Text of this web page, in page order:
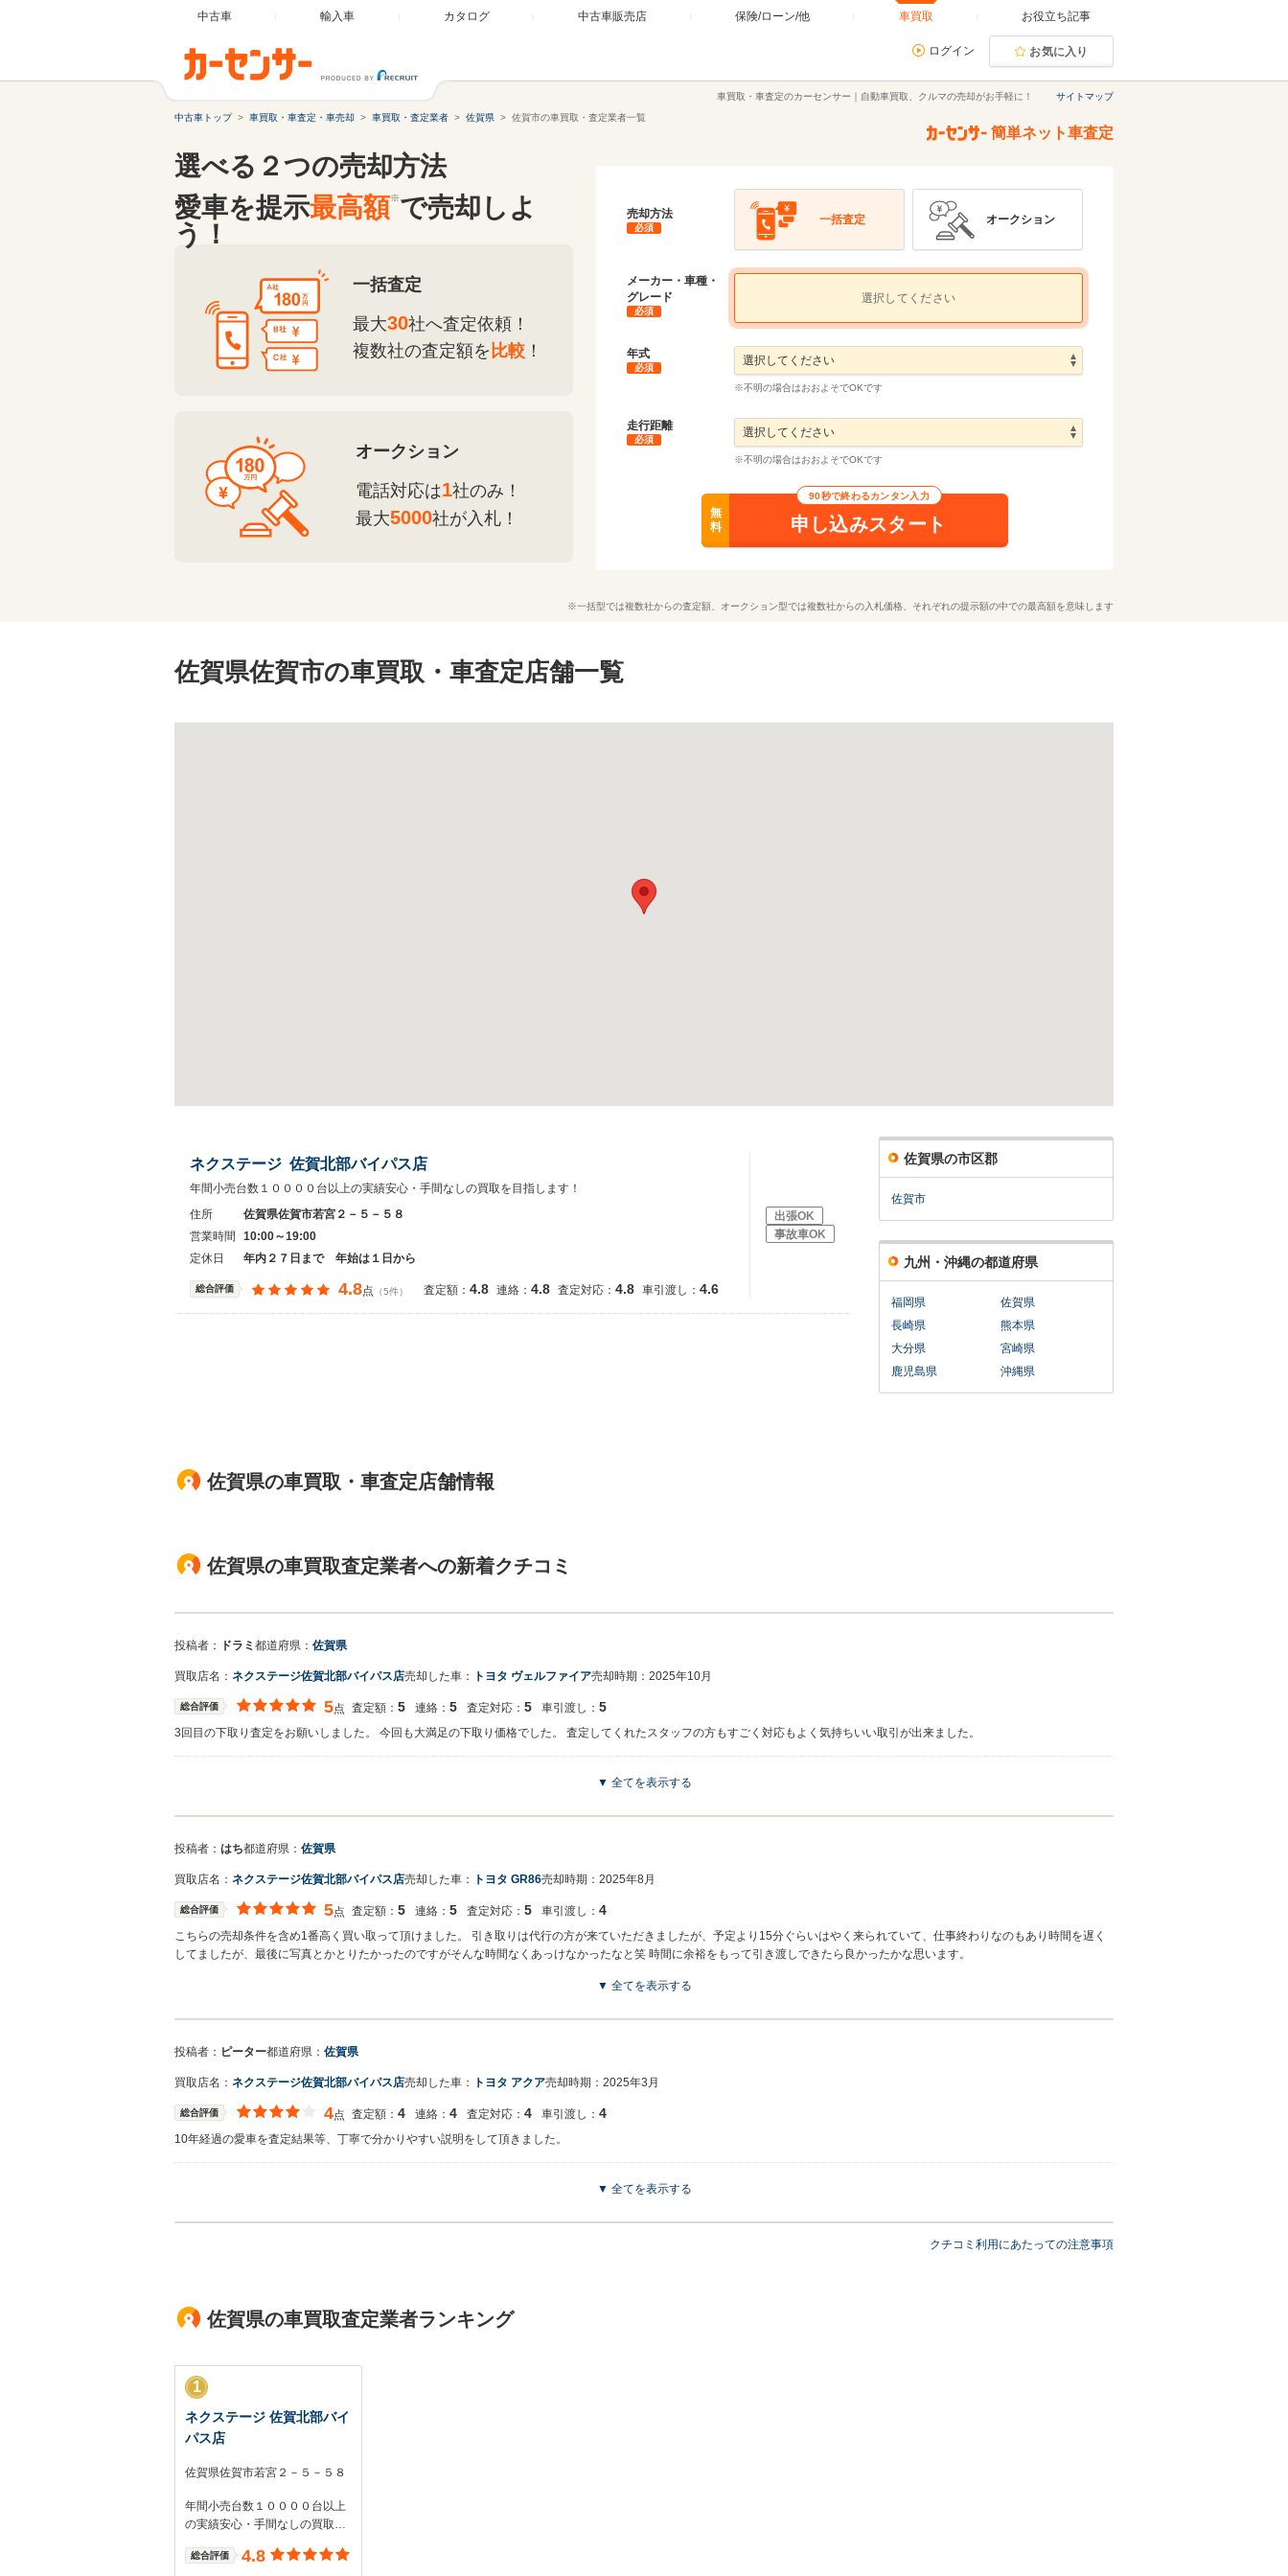
中古車 輸入車 カタログ 中古車販売店 保険/ローン/他 車買取 お役立ち記事
ログイン お気に入り
サイトマップ
車買取・車査定のカーセンサー｜自動車買取、クルマの売却がお手軽に！
中古車トップ
車買取・車査定・車売却 車買取・査定業者 佐賀県 佐賀市の車買取・査定業者一覧
選べる２つの売却方法
愛車を提示最高額※で売却しよ
う！
一括査定
最大30社へ査定依頼！
複数社の査定額を 比較 ！
オークション
電話対応は1社のみ！
最大5000社が入札！
簡単ネット車査定
売却方法
必須
一括査定 オークション
メーカー・車種・
グレード
必須
選択してください
年式
必須
※不明の場合はおおよそでOKです
走行距離
必須
※不明の場合はおおよそでOKです
90秒で終わるカンタン入力
無
料
申し込みスタート
※一括型では複数社からの査定額、オークション型では複数社からの入札価格、それぞれの提示額の中での最高額を意味します
佐賀県佐賀市の車買取・車査定店舗一覧
ネクステージ 佐賀北部バイパス店
年間小売台数１００００台以上の実績安心・手間なしの買取を目指します！
住所
佐賀県佐賀市若宮２－５－５８
営業時間
10:00～19:00
定休日
年内２７日まで 年始は１日から
総合評価 4.8点 （5件） 査定額： 4.8 連絡： 4.8 査定対応： 4.8 車引渡し： 4.6
出張OK
事故車OK
佐賀県の市区郡
佐賀市
九州・沖縄の都道府県
福岡県
佐賀県
長崎県
熊本県
大分県
宮崎県
鹿児島県
沖縄県
佐賀県の車買取・車査定店舗情報
佐賀県の車買取査定業者への新着クチコミ
投稿者： ドラミ 都道府県： 佐賀県
買取店名： ネクステージ佐賀北部バイパス店売却した車： トヨタ ヴェルファイア売却時期： 2025年10月
総合評価 5点 査定額： 5 連絡： 5 査定対応： 5 車引渡し： 5
3回目の下取り査定をお願いしました。 今回も大満足の下取り価格でした。 査定してくれたスタッフの方もすごく対応もよく気持ちいい取引が出来ました。
▼ 全てを表示する
投稿者： はち都道府県： 佐賀県
買取店名： ネクステージ佐賀北部バイパス店売却した車： トヨタ GR86売却時期： 2025年8月
総合評価 5点 査定額： 5 連絡： 5 査定対応： 5 車引渡し： 4
こちらの売却条件を含め1番高く買い取って頂けました。 引き取りは代行の方が来ていただきましたが、予定より15分ぐらいはやく来られていて、仕事終わりなのもあり時間を遅く
してましたが、最後に写真とかとりたかったのですがそんな時間なくあっけなかったなと笑 時間に余裕をもって引き渡しできたら良かったかな思います。
見を真摯に受け止め改善に努めていきます。 弊社ではGR86のようなスポーツカーの専門店を展開している関係もあり、大変得意な車種となっております。スポーツカーの他にもミ
▼ 全てを表示する
投稿者： ピーター都道府県： 佐賀県
買取店名： ネクステージ佐賀北部バイパス店売却した車： トヨタ アクア売却時期： 2025年3月
総合評価 4点 査定額： 4 連絡： 4 査定対応： 4 車引渡し： 4
10年経過の愛車を査定結果等、丁寧で分かりやすい説明をして頂きました。
▼ 全てを表示する
クチコミ利用にあたっての注意事項
佐賀県の車買取査定業者ランキング
1
ネクステージ 佐賀北部バイ
パス店
佐賀県佐賀市若宮２－５－５８
年間小売台数１００００台以上
の実績安心・手間なしの買取を
総合評価 4.8